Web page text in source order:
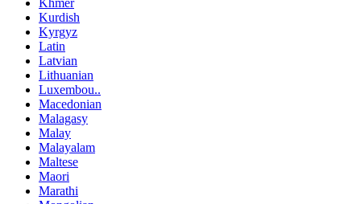
Khmer
Kurdish
Kyrgyz
Latin
Latvian
Lithuanian
Luxembou..
Macedonian
Malagasy
Malay
Malayalam
Maltese
Maori
Marathi